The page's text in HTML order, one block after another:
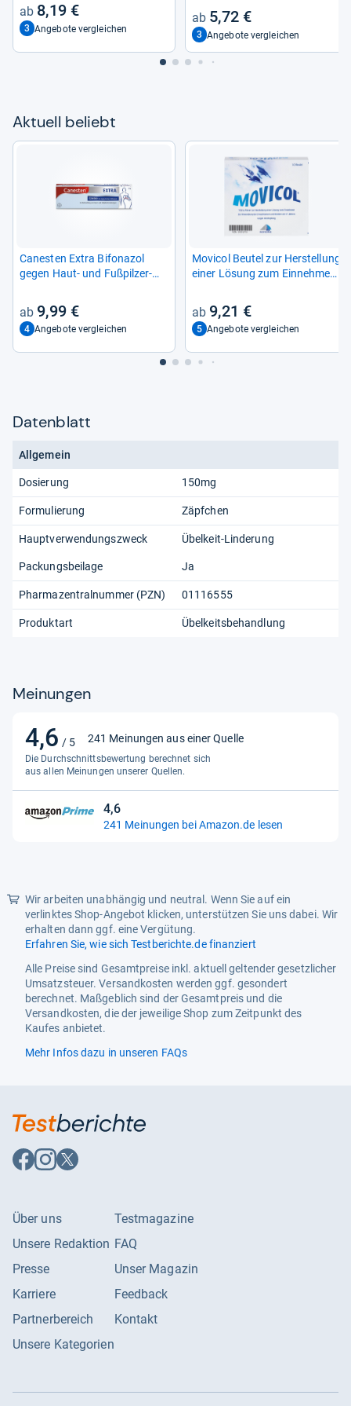
8,19 €
3 Angebote vergleichen
5,72 €
3 Angebote vergleichen
Aktu­ell beliebt
Canes­ten Extra Bifona­zol
gegen Haut-​ und Fuß­pil­zer­
9,99 €
4 Angebote vergleichen
Movi­col Beu­tel zur Her­stel­lung
einer Lösung zum Ein­neh­men
9,21 €
5 Angebote vergleichen
Datenblatt
Allgemein
Dosierung 150mg
Formulierung Zäpfchen
Hauptverwendungszweck Übelkeit-Linderung
Packungsbeilage Ja
Pharmazentralnummer (PZN) 01116555
Produktart Übelkeitsbehandlung
Meinungen
4,6 / 5
4,6
von
5
Sternen
241 Meinungen aus einer Quelle
Die Durchschnittsbewertung berechnet sich
aus allen Meinungen unserer Quellen.
4,6
4,6
von
241 Meinungen bei Amazon.de lesen
Wir arbeiten unabhängig und neutral. Wenn Sie auf ein
verlinktes Shop-Angebot klicken, unterstützen Sie uns dabei. Wir
erhalten dann ggf. eine Vergütung.
Erfahren Sie, wie sich Testberichte.de finanziert
Alle Preise sind Gesamtpreise inkl. aktuell geltender gesetzlicher
Umsatzsteuer. Versandkosten werden ggf. gesondert
berechnet. Maßgeblich sind der Gesamtpreis und die
Versandkosten, die der jeweilige Shop zum Zeitpunkt des
Kaufes anbietet.
Mehr Infos dazu in unseren FAQs
Auf
Facebook
Auf
Instagram
Auf
X
Über uns
Unsere Redaktion
Presse
Karriere
Partnerbereich
Unsere Kategorien
Testmagazine
FAQ
Unser Magazin
Feedback
Kontakt